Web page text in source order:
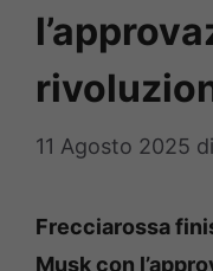
11 Agosto 2025 di
Frecciarossa
Musk con